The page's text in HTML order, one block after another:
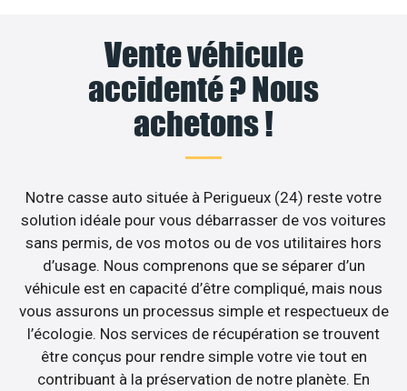
Vente véhicule
accidenté ? Nous
achetons !
Notre casse auto située à Perigueux (24) reste votre
solution idéale pour vous débarrasser de vos voitures
sans permis, de vos motos ou de vos utilitaires hors
d’usage. Nous comprenons que se séparer d’un
véhicule est en capacité d’être compliqué, mais nous
vous assurons un processus simple et respectueux de
l’écologie. Nos services de récupération se trouvent
être conçus pour rendre simple votre vie tout en
contribuant à la préservation de notre planète. En